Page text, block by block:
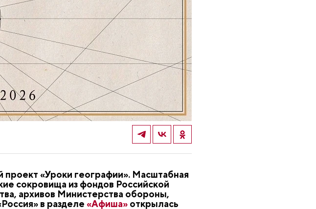
проект «Уроки географии». Масштабная
сокровища из фондов Российской
архивов Министерства обороны,
в разделе «Афиша»открылась